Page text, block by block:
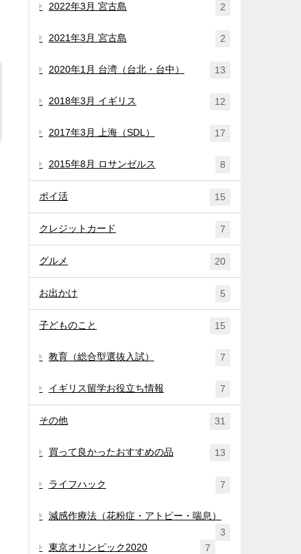
2022年3月 宮古島 2
2021年3月 宮古島 2
2020年1月 台湾（台北・台中） 13
2018年3月 イギリス 12
2017年3月 上海（SDL） 17
2015年8月 ロサンゼルス 8
ポイ活 15
クレジットカード 7
グルメ 20
お出かけ 5
子どものこと 15
教育（総合型選抜入試） 7
イギリス留学お役立ち情報 7
その他 31
買って良かったおすすめの品 13
ライフハック 7
減感作療法（花粉症・アトピー・喘息）
3
東京オリンピック2020
7